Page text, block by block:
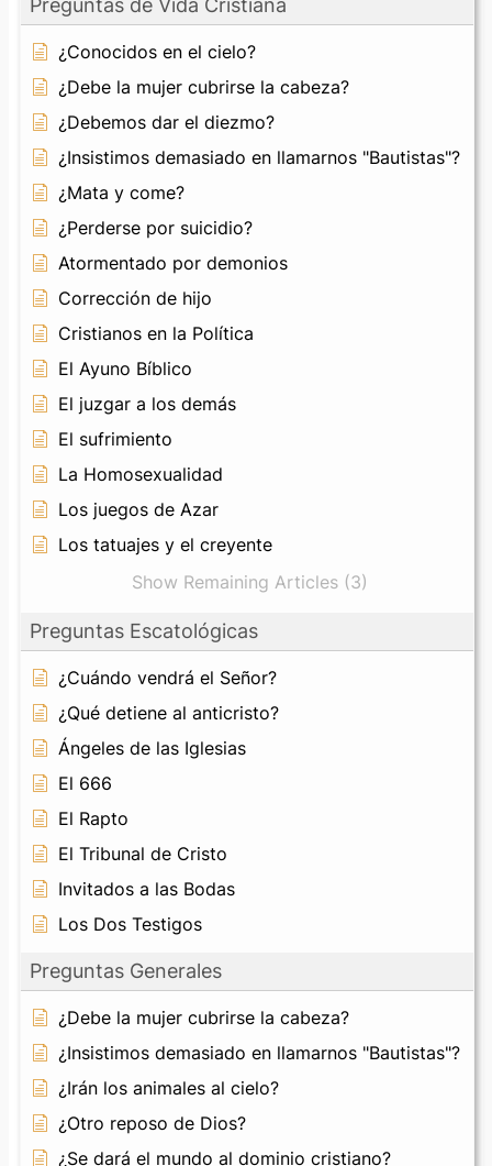
Preguntas de Vida Cristiana
¿Conocidos en el cielo?
¿Debe la mujer cubrirse la cabeza?
¿Debemos dar el diezmo?
¿Insistimos demasiado en llamarnos "Bautistas"?
¿Mata y come?
¿Perderse por suicidio?
Atormentado por demonios
Corrección de hijo
Cristianos en la Política
El Ayuno Bíblico
El juzgar a los demás
El sufrimiento
La Homosexualidad
Los juegos de Azar
Los tatuajes y el creyente
Show Remaining Articles (3)
Preguntas Escatológicas
¿Cuándo vendrá el Señor?
¿Qué detiene al anticristo?
Ángeles de las Iglesias
El 666
El Rapto
El Tribunal de Cristo
Invitados a las Bodas
Los Dos Testigos
Preguntas Generales
¿Debe la mujer cubrirse la cabeza?
¿Insistimos demasiado en llamarnos "Bautistas"?
¿Irán los animales al cielo?
¿Otro reposo de Dios?
¿Se dará el mundo al dominio cristiano?